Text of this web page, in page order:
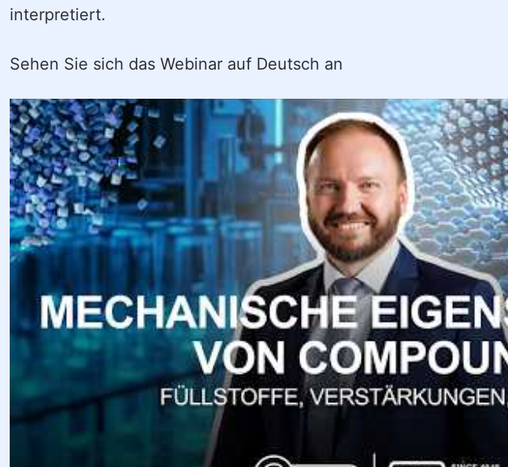
interpretiert.
Sehen Sie sich das Webinar auf Deutsch an